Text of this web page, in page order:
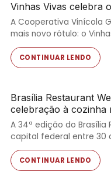
Vinhas Vivas celebra
A Cooperativa Vinícola
mais novo rótulo: o
CONTINUAR LENDO
Brasília Restaurant
celebração à cozinha
A 34ª edição do Brasília
capital federal entre 30
CONTINUAR LENDO